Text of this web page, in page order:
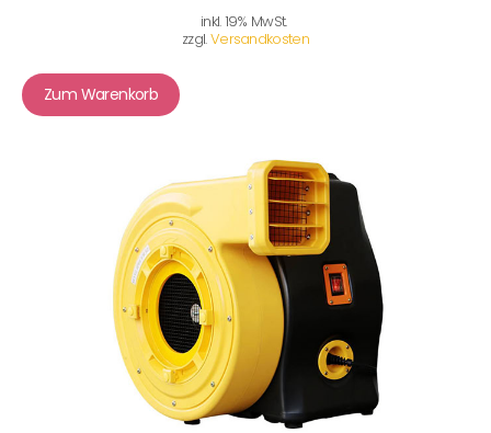
inkl. 19% MwSt.
zzgl.Versandkosten
Zum Warenkorb